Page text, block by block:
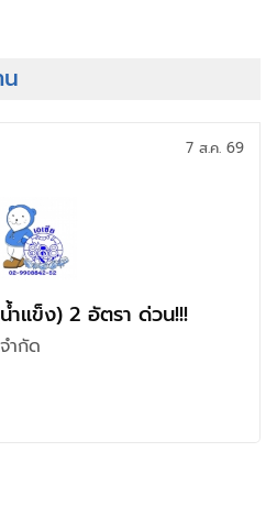
แข็ง) 2 อัตรา ด่วน!!!
ำกัด
7 ส.ค. 69